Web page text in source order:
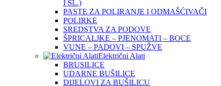
I SL.)
PASTE ZA POLIRANJE I ODMAŠĆIVAČI
POLIRKE
SREDSTVA ZA PODOVE
ŠPRICALJKE – PJENOMATI – BOCE
VUNE – PADOVI – SPUŽVE
Električni Alati
BRUSILICE
UDARNE BUŠILICE
DIJELOVI ZA BUŠILICU